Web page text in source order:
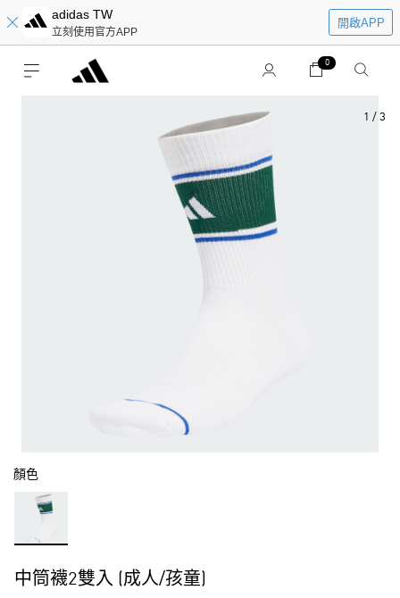
adidas TW
立刻使用官方APP
開啟APP
0
1 / 3
顏色
中筒襪2雙入 (成人/孩童)